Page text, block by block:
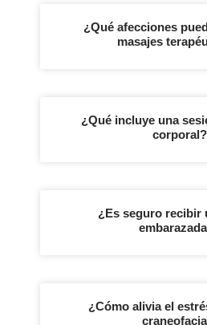
¿Qué afecciones
masajes
¿Qué incluye una
corporal?
¿Es seguro recibir
¿Cómo alivia el